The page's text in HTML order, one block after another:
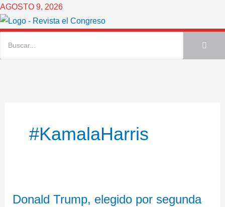
Ir
al
contenido
AGOSTO 9, 2026
#KamalaHarris
Donald Trump, elegido por segunda
Trump,